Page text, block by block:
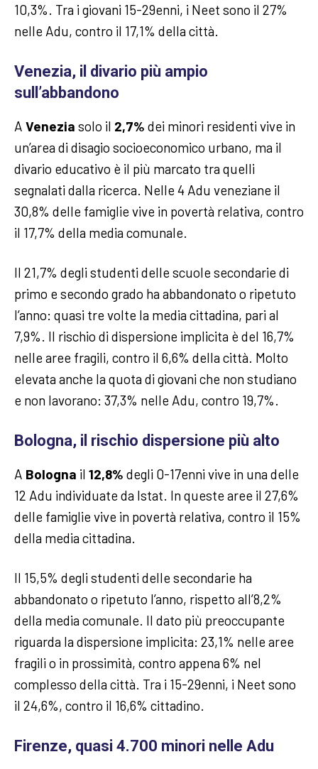
10,3%. Tra i giovani 15-29enni, i Neet sono il 27%
nelle Adu, contro il 17,1% della città.
Venezia, il divario più ampio
sull’abbandono
A Venezia solo il 2,7% dei minori residenti vive in
un’area di disagio socioeconomico urbano, ma il
divario educativo è il più marcato tra quelli
segnalati dalla ricerca. Nelle 4 Adu veneziane il
30,8% delle famiglie vive in povertà relativa, contro
il 17,7% della media comunale.
Il 21,7% degli studenti delle scuole secondarie di
primo e secondo grado ha abbandonato o ripetuto
l’anno: quasi tre volte la media cittadina, pari al
7,9%. Il rischio di dispersione implicita è del 16,7%
nelle aree fragili, contro il 6,6% della città. Molto
elevata anche la quota di giovani che non studiano
e non lavorano: 37,3% nelle Adu, contro 19,7%.
Bologna, il rischio dispersione più alto
A Bologna il 12,8% degli 0-17enni vive in una delle
12 Adu individuate da Istat. In queste aree il 27,6%
delle famiglie vive in povertà relativa, contro il 15%
della media cittadina.
Il 15,5% degli studenti delle secondarie ha
abbandonato o ripetuto l’anno, rispetto all’8,2%
della media comunale. Il dato più preoccupante
riguarda la dispersione implicita: 23,1% nelle aree
fragili o in prossimità, contro appena 6% nel
complesso della città. Tra i 15-29enni, i Neet sono
il 24,6%, contro il 16,6% cittadino.
Firenze, quasi 4.700 minori nelle Adu